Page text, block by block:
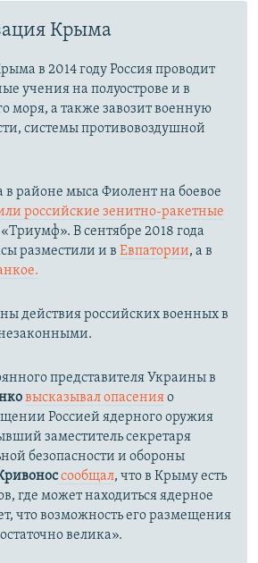
Крыма
в 2014 году Россия проводит
учения на полуострове и в
моря, а также завозит военную
системы противовоздушной
в районе мыса Фиолент на боевое
российские зенитно-ракетные
В сентябре 2018 года
разместили и в Евпатории, а в
действия российских военных в
представителя Украины в
высказывал опасенияо
Россией ядерного оружия
заместитель секретаря
безопасности и обороны
сообщал, что в Крыму есть
где может находиться ядерное
что возможность его размещения
велика».